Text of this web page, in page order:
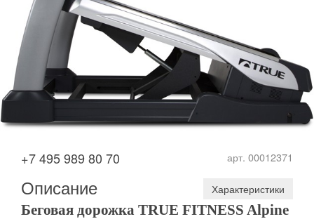
арт. 00012371
+7 495 989 80 70
Описание Характеристики
Беговая дорожка TRUE FITNESS Alpine